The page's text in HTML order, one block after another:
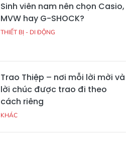
Sinh viên nam nên chọn Casio,
MVW hay G-SHOCK?
THIẾT BỊ - DI ĐỘNG
Trao Thiệp – nơi mỗi lời mời và
lời chúc được trao đi theo
cách riêng
KHÁC